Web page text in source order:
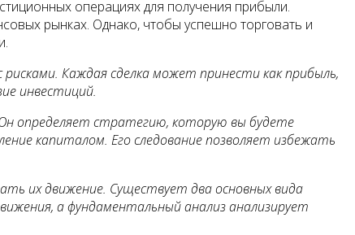
операциях для получения прибыли.
рынках. Однако, чтобы успешно торговать и
Каждая сделка может принести как прибыль,
инвестиций.
определяет стратегию, которую вы будете
капиталом. Его следование позволяет избежать
их движение. Существует два основных вида
а фундаментальный анализ анализирует